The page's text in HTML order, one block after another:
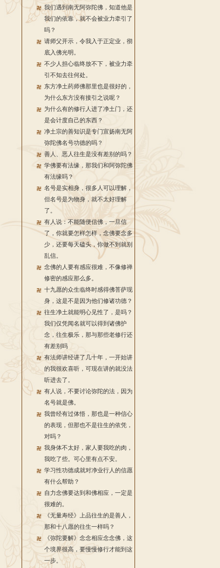
我们遇到南无阿弥陀佛，知道他是
我们的依靠，就不会被业力牵引了
吗？
请师父开示，令我入于正定业，彻
底入佛光明。
不少人担心临终放不下，被业力牵
引不知去往何处。
东方净土药师佛那里也是很好的，
为什么东方没有接引之说呢？
为什么有的修行人进了净土门，还
是会计度自己的东西？
净土宗的善知识是专门宣扬南无阿
弥陀佛名号功德的吗？
善人、恶人往生是没有差别的吗？
学佛要有法缘，那我们和阿弥陀佛
有法缘吗？
名号是实相身，很多人可以理解，
但名号是为物身，就不太好理解
了。
有人说：不能随便信佛，一旦信
了，你就要怎样怎样，念佛要念多
少，还要每天磕头，你做不到就别
乱信。
念佛的人要有感应很难，不像修禅
修密的感应那么多。
十九愿的众生临终时感得佛菩萨现
身，这是不是因为他们修诸功德？
往生净土就能明心见性了，是吗？
我们仅凭闻名就可以得到诸佛护
念，往生极乐，那与那些老修行还
有差别吗
有法师讲经讲了几十年，一开始讲
的我很欢喜听，可现在讲的就没法
听进去了。
有人说，不要讨论弥陀的法，因为
名号就是佛。
我曾经有过体悟，那也是一种信心
的表现，但那也不是往生的依凭，
对吗？
我身体不太好，家人要我吃的肉，
我吃了些。可心里有点不安。
学习性功德成就对净业行人的信愿
有什么帮助？
自力念佛要达到和佛相应，一定是
很难的。
《无量寿经》上品往生的是善人，
那和十八愿的往生一样吗？
《弥陀要解》念念相应念念佛，这
个境界很高，要慢慢修行才能到这
一步。